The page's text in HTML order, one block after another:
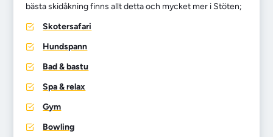
bästa skidåkning finns allt detta och mycket mer i Stöten;
Skotersafari
Hundspann
Bad & bastu
Spa & relax
Gym
Bowling